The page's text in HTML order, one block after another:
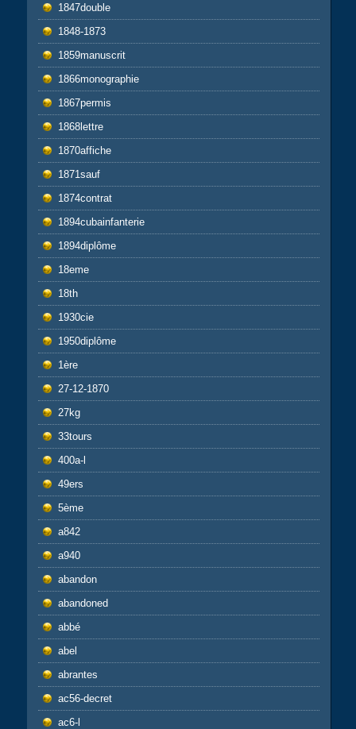
1847double
1848-1873
1859manuscrit
1866monographie
1867permis
1868lettre
1870affiche
1871sauf
1874contrat
1894cubainfanterie
1894diplôme
18eme
18th
1930cie
1950diplôme
1ère
27-12-1870
27kg
33tours
400a-l
49ers
5ème
a842
a940
abandon
abandoned
abbé
abel
abrantes
ac56-decret
ac6-l